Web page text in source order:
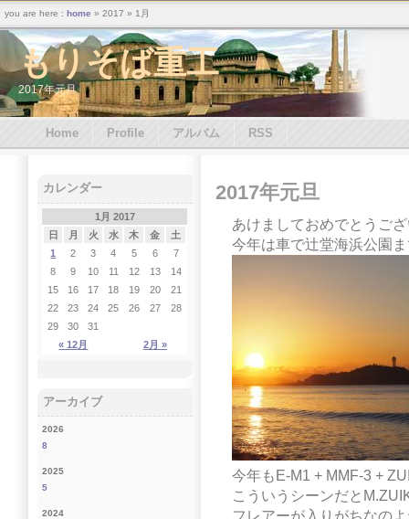
もりそば重工
2017年元旦
2017年元旦
あけましておめでとうご
今年は車で辻堂海浜公園
今年もE-M1 + MMF-3 +
こういうシーンだと
フレアーが入りがちなの
カレンダー
1月 2017
日
月 火 水 木 金 土
« 12月 2月 »
1 2 3 4 5 6
7
8
9 10 11 12 13
14
15
16 17 18 19 20
21
22
23 24 25 26 27
28
29
30 31
アーカイブ
2026
8
2025
5
2024
Home Profile アルバム RSS
you are here : home » 2017 » 1月